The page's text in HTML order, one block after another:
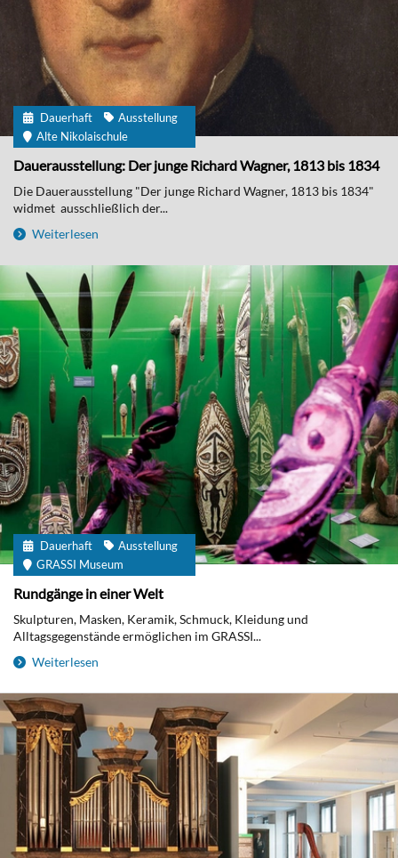
Dauerhaft
Ausstellung
Alte Nikolaischule
Dauerausstellung: Der junge Richard Wagner, 1813 bis 1834
Die Dauerausstellung "Der junge Richard Wagner, 1813 bis 1834"
widmet ausschließlich der...
Weiterlesen
Dauerhaft
Ausstellung
GRASSI Museum
Rundgänge in einer Welt
Skulpturen, Masken, Keramik, Schmuck, Kleidung und
Alltagsgegenstände ermöglichen im GRASSI...
Weiterlesen